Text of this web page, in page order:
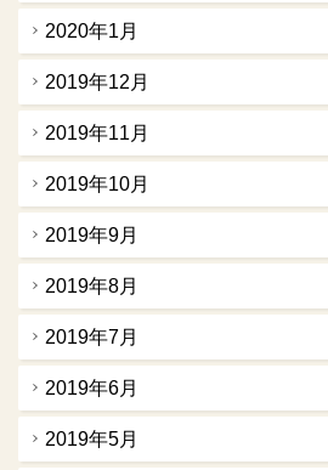
2020年1月
2019年12月
2019年11月
2019年10月
2019年9月
2019年8月
2019年7月
2019年6月
2019年5月